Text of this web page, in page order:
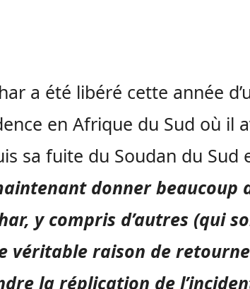
a été libéré cette année
en Afrique du Sud où il
sa fuite du Soudan du Sud
donner beaucoup
y compris d’autres (qui
véritable raison de
la réplication de